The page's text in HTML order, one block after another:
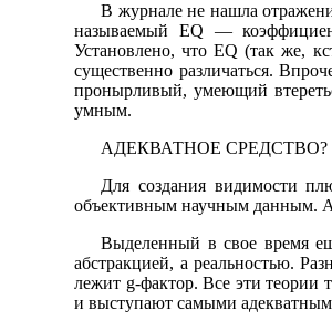
В журнале не нашла
называемый EQ —
Установлено, что EQ (так же,
существенно различаться.
пронырливый, умеющий
умным.
АДЕКВАТНОЕ СРЕДСТВО?
Для создания видимости
объективным научным данным.
Выделенный в свое время
абстракцией, а реальностью.
лежит g-фактор. Все эти теории
и выступают самыми